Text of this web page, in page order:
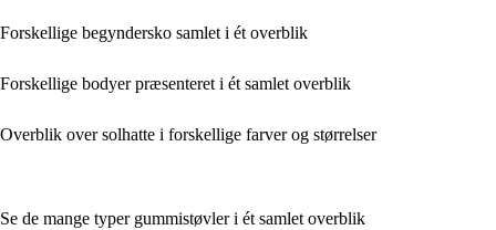
Forskellige begyndersko samlet i ét overblik
Forskellige bodyer præsenteret i ét samlet overblik
Overblik over solhatte i forskellige farver og størrelser
Se de mange typer gummistøvler i ét samlet overblik